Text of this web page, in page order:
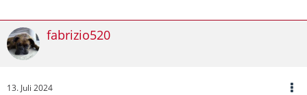
fabrizio520
13. Juli 2024